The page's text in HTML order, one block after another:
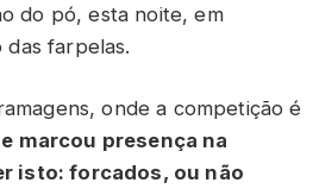
do pó, esta noite, em
das farpelas.
onde a competição é
marcou presença na
isto: forcados, ou não